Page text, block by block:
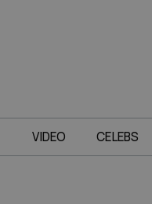
VIDEO CELEBS